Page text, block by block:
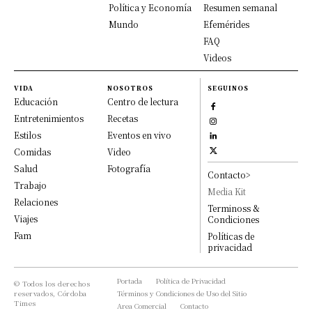
Política y Economía
Mundo
Resumen semanal
Efemérides
FAQ
Videos
VIDA
Educación
Entretenimientos
Estilos
Comidas
Salud
Trabajo
Relaciones
Viajes
Fam
NOSOTROS
Centro de lectura
Recetas
Eventos en vivo
Video
Fotografía
SEGUINOS
Contacto>
Media Kit
Terminoss &
Condiciones
Políticas de
privacidad
© Todos los derechos
reservados, Córdoba
Times
Portada
Política de Privacidad
Términos y Condiciones de Uso del Sitio
Area Comercial
Contacto